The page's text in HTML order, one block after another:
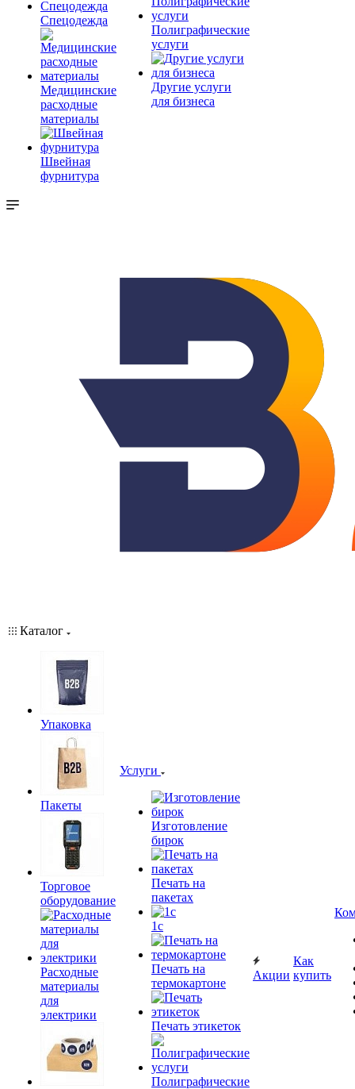
Спецодежда
Медицинские
расходные
материалы
Швейная
фурнитура
Полиграфические
услуги
Другие услуги
для бизнеса
Каталог
Упаковка
Пакеты
Торговое
оборудование
Расходные
материалы
для
электрики
Услуги
Изготовление
бирок
Печать на
пакетах
1c
Печать на
термокартоне
Печать этикеток
Полиграфические
Акции
Как
купить